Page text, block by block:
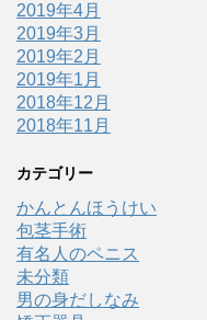
2019年4月
2019年3月
2019年2月
2019年1月
2018年12月
2018年11月
カテゴリー
かんとんほうけい
包茎手術
有名人のペニス
未分類
男の身だしなみ